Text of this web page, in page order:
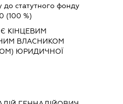
до статутного фонду
(100 %)
КІНЦЕВИМ
ВЛАСНИКОМ
ЮРИДИЧНОЇ